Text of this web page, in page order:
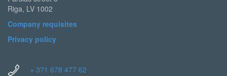
Riga, LV 1002
Company requisites
Privacy policy
+ 371 678 477 62